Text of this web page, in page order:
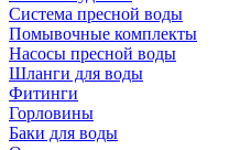
Система пресной воды
Помывочные комплекты
Насосы пресной воды
Шланги для воды
Фитинги
Горловины
Баки для воды